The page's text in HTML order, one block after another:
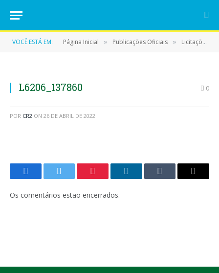
VOCÊ ESTÁ EM: Página Inicial » Publicações Oficiais » Licitações
L6206_137860 0
POR CR2 ON 26 DE ABRIL DE 2022
FacebookTwitter Pinterest LinkedInTumblr
E-
Os comentários estão encerrados.